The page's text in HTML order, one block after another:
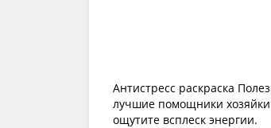
Антистресс раскраска
лучшие помощники
ощутите всплеск энергии.